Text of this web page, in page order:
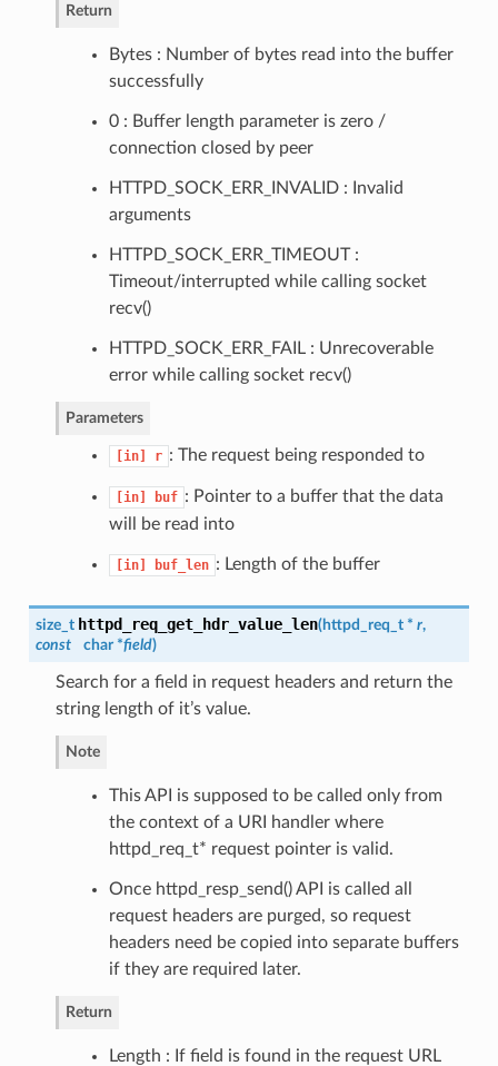
Return
Bytes : Number of bytes read into the buffer
successfully
0 : Buffer length parameter is zero /
connection closed by peer
HTTPD_SOCK_ERR_INVALID : Invalid
arguments
HTTPD_SOCK_ERR_TIMEOUT :
Timeout/interrupted while calling socket
recv()
HTTPD_SOCK_ERR_FAIL : Unrecoverable
error while calling socket recv()
Parameters
[in] r : The request being responded to
[in] buf : Pointer to a buffer that the data
will be read into
[in] buf_len : Length of the buffer
size_t httpd_req_get_hdr_value_len(httpd_req_t* r,
const
char *field)
Search for a field in request headers and return the
string length of it’s value.
Note
This API is supposed to be called only from
the context of a URI handler where
httpd_req_t* request pointer is valid.
Once httpd_resp_send() API is called all
request headers are purged, so request
headers need be copied into separate buffers
if they are required later.
Return
Length : If field is found in the request URL